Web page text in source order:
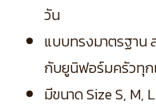
วัน
แบบทรงมาตรฐาน
กับยูนิฟอร์มครัวทุ
มีขนาด Size S, M,